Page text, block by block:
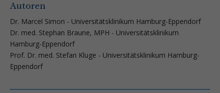
Autoren
Dr. Marcel Simon - Universitätsklinikum Hamburg-Eppendorf
Dr. med. Stephan Braune, MPH - Universitätsklinikum
Hamburg-Eppendorf
Prof. Dr. med. Stefan Kluge - Universitätsklinikum Hamburg-
Eppendorf